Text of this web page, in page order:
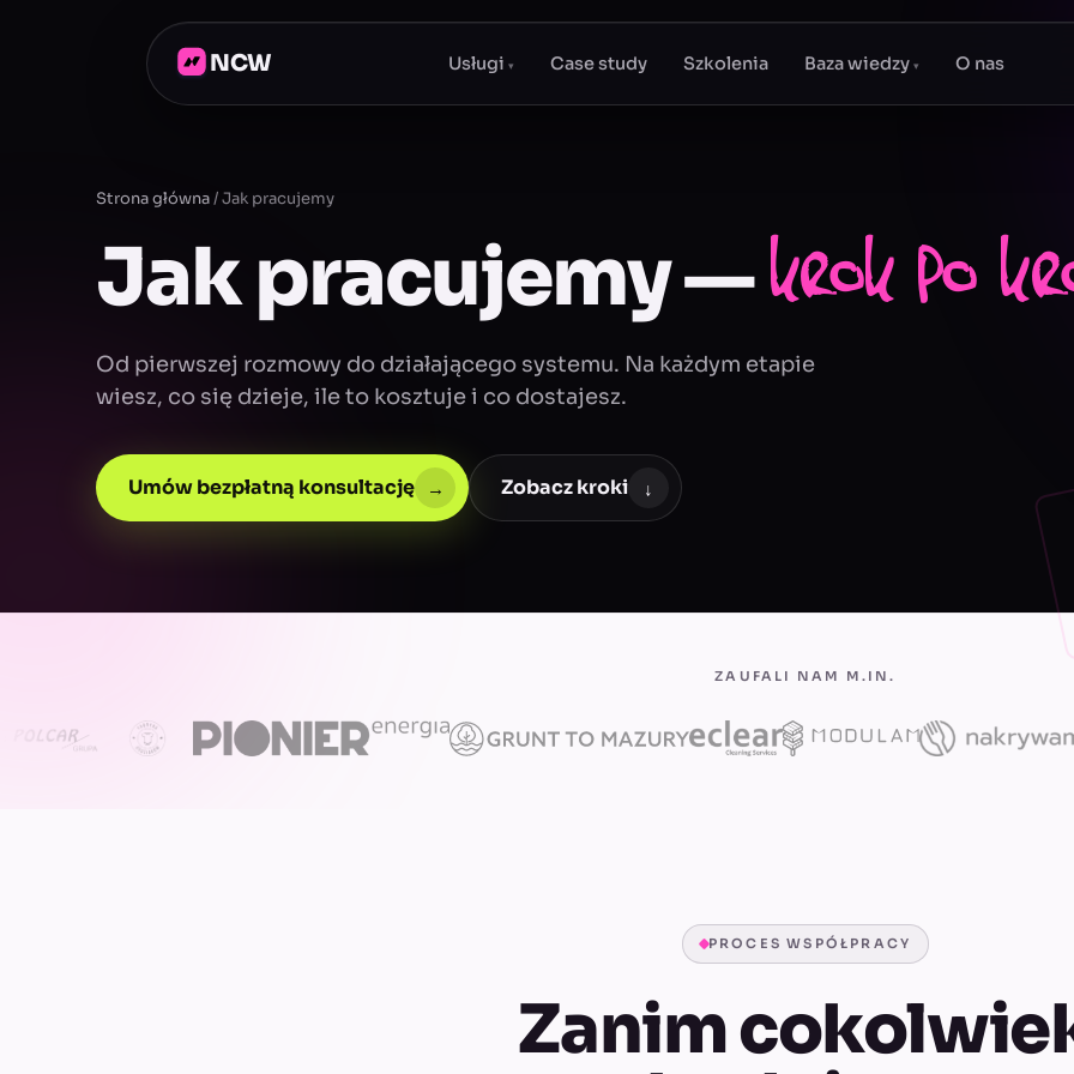
NCW Usługi▾ Case study Szkolenia Baza wiedzy▾ O nas
Strona główna/Jak pracujemy
Jak pracujemy —krok po
Od pierwszej rozmowy do działającego systemu. Na każdym etapie
wiesz, co się dzieje, ile to kosztuje i co dostajesz.
Umów bezpłatną konsultację → Zobacz kroki ↓
ZAUFALI NAM M.IN.
PROCES WSPÓŁPRACY
Zanim